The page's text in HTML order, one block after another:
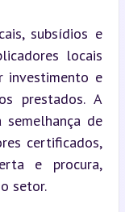
subsídios e
locais
investimento e
prestados. A
de
certificados,
e procura,
setor.